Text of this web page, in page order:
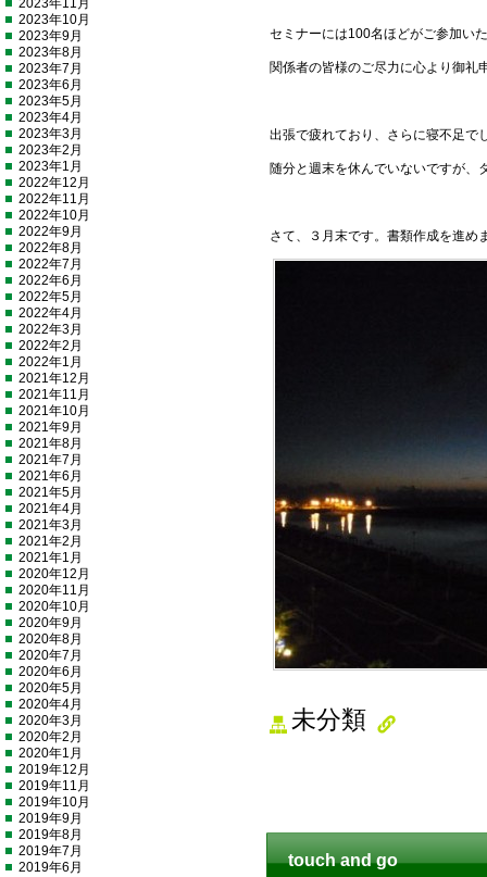
セミナーには100名ほどがご参加い
関係者の皆様のご尽力に心より御礼
出張で疲れており、さらに寝不足で
随分と週末を休んでいないですが、
さて、３月末です。書類作成を進め
未分類
touch and go
2023年11月
2023年10月
2023年9月
2023年8月
2023年7月
2023年6月
2023年5月
2023年4月
2023年3月
2023年2月
2023年1月
2022年12月
2022年11月
2022年10月
2022年9月
2022年8月
2022年7月
2022年6月
2022年5月
2022年4月
2022年3月
2022年2月
2022年1月
2021年12月
2021年11月
2021年10月
2021年9月
2021年8月
2021年7月
2021年6月
2021年5月
2021年4月
2021年3月
2021年2月
2021年1月
2020年12月
2020年11月
2020年10月
2020年9月
2020年8月
2020年7月
2020年6月
2020年5月
2020年4月
2020年3月
2020年2月
2020年1月
2019年12月
2019年11月
2019年10月
2019年9月
2019年8月
2019年7月
2019年6月